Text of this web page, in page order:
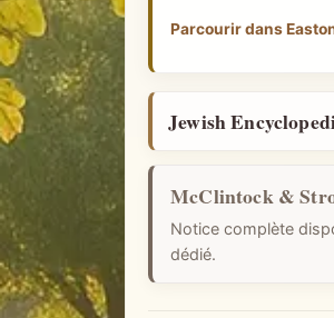
Parcourir dans
Jewish
McClintock &
Notice complète
dédié.